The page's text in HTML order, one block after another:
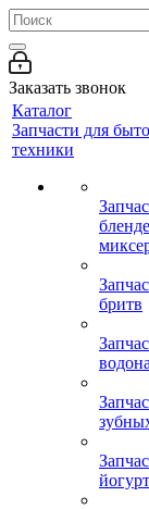
Заказать звонок
Каталог
Запчасти для
техники
бритв